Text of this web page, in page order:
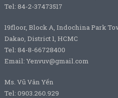
Tel: 84-2-37473517
19floor, Block A, Indochina Park
Dakao, District 1, HCMC
Tel: 84-8-66728400
Email: Yenvuv@gmail.com
Ms. Vũ Vân Yến
Tel: 0903.260.929